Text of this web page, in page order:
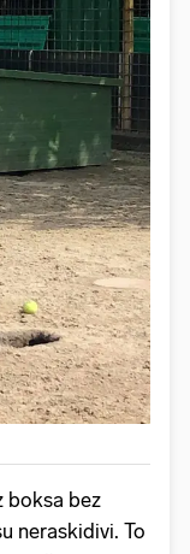
boksa bez
neraskidivi. To